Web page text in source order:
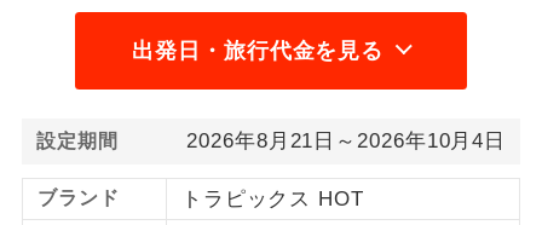
出発日・旅行代金を見る
設定期間 2026年8月21日～2026年10月4日
ブランド トラピックス HOT
年齢制限あり
です。
画にとても便利です。
ホテル指定
ご紹介するホテルを指定したコースで
す。